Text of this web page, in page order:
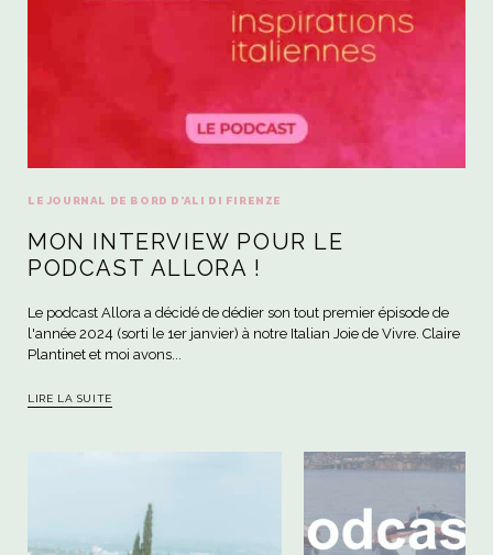
LE JOURNAL DE BORD D'ALI DI FIRENZE
MON INTERVIEW POUR LE
PODCAST ALLORA !
Le podcast Allora a décidé de dédier son tout premier épisode de
l'année 2024 (sorti le 1er janvier) à notre Italian Joie de Vivre. Claire
Plantinet et moi avons...
LIRE LA SUITE